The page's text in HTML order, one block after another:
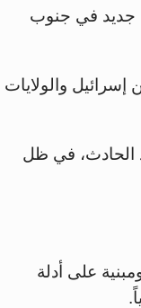
جديد في جنوب
والولايات
الحادث، في ظل
على أدلة